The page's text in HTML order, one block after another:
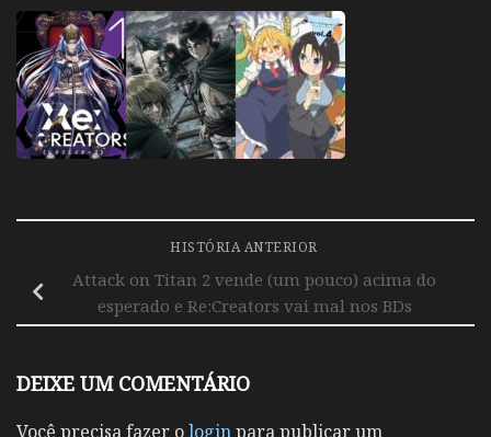
HISTÓRIA ANTERIOR
Attack on Titan 2 vende (um pouco) acima do
esperado e Re:Creators vai mal nos BDs
DEIXE UM COMENTÁRIO
Você precisa fazer ologin para publicar um